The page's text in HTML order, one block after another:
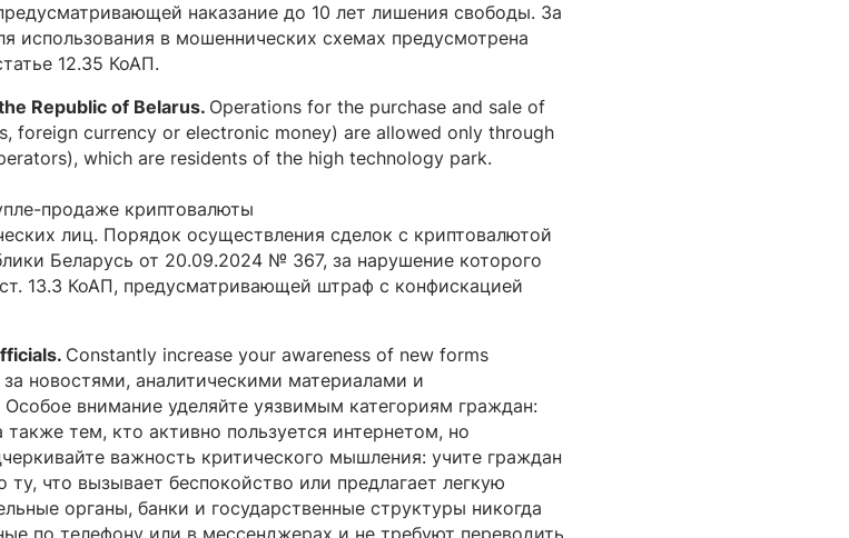
наказание до 10 лет лишения свободы. За
использования в мошеннических схемах предусмотрена
12.35 КоАП.
Republic of Belarus. Operations for the purchase and sale of
foreign currency or electronic money) are allowed only through
which are residents of the high technology park.
продаже криптовалюты
лиц. Порядок осуществления сделок с криптовалютой
Беларусь от 20.09.2024 № 367, за нарушение которого
13.3 КоАП, предусматривающей штраф с конфискацией
Constantly increase your awareness of new forms
новостями, аналитическими материалами и
внимание уделяйте уязвимым категориям граждан:
тем, кто активно пользуется интернетом, но
важность критического мышления: учите граждан
что вызывает беспокойство или предлагает легкую
органы, банки и государственные структуры никогда
по телефону или в мессенджерах и не требуют переводить